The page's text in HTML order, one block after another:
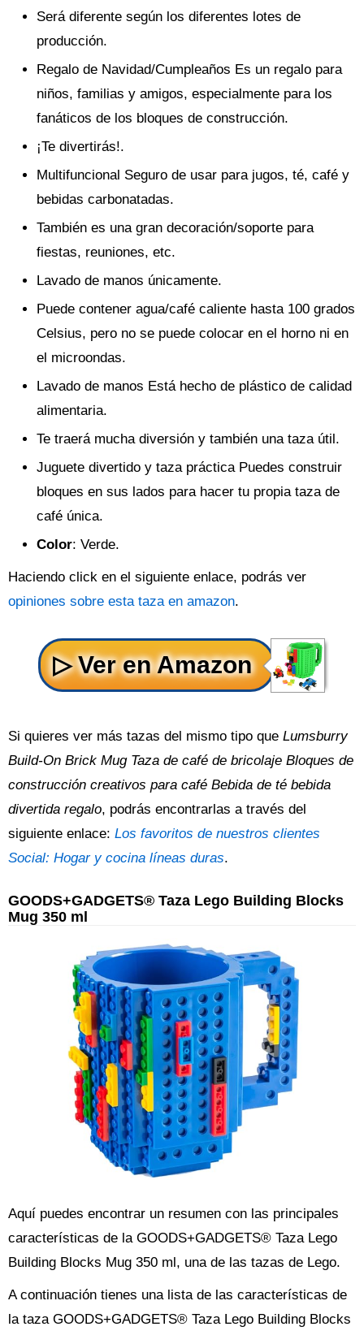
Será diferente según los diferentes lotes de
producción.
Regalo de Navidad/Cumpleaños Es un regalo para
niños, familias y amigos, especialmente para los
fanáticos de los bloques de construcción.
¡Te divertirás!.
Multifuncional Seguro de usar para jugos, té, café y
bebidas carbonatadas.
También es una gran decoración/soporte para
fiestas, reuniones, etc.
Lavado de manos únicamente.
Puede contener agua/café caliente hasta 100 grados
Celsius, pero no se puede colocar en el horno ni en
el microondas.
Lavado de manos Está hecho de plástico de calidad
alimentaria.
Te traerá mucha diversión y también una taza útil.
Juguete divertido y taza práctica Puedes construir
bloques en sus lados para hacer tu propia taza de
café única.
Color: Verde.
Haciendo click en el siguiente enlace, podrás ver
opiniones sobre esta taza en amazon.
Si quieres ver más tazas del mismo tipo que Lumsburry
Build-On Brick Mug Taza de café de bricolaje Bloques de
construcción creativos para café Bebida de té bebida
divertida regalo, podrás encontrarlas a través del
siguiente enlace: Los favoritos de nuestros clientes
Social: Hogar y cocina líneas duras.
GOODS+GADGETS® Taza Lego Building Blocks
Mug 350 ml
Aquí puedes encontrar un resumen con las principales
características de la GOODS+GADGETS® Taza Lego
Building Blocks Mug 350 ml, una de las tazas de Lego.
A continuación tienes una lista de las características de
la taza GOODS+GADGETS® Taza Lego Building Blocks